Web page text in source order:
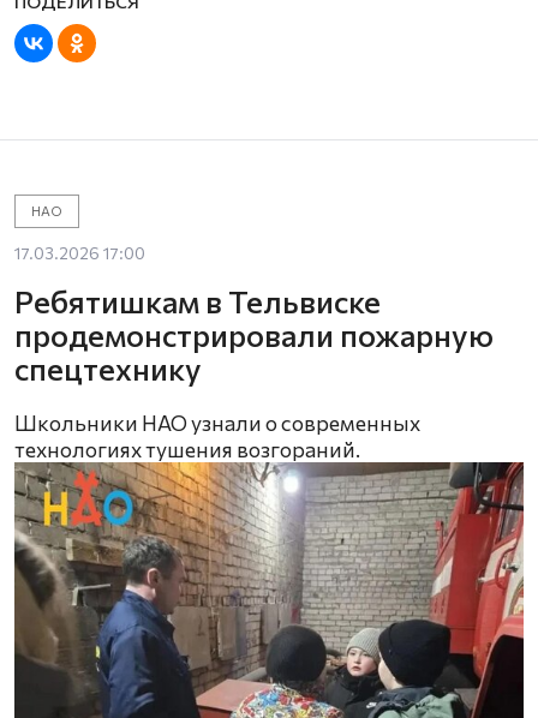
НАО
17.03.2026 17:00
Ребятишкам в Тельвиске
продемонстрировали пожарную
спецтехнику
Школьники НАО узнали о современных
технологиях тушения возгораний.